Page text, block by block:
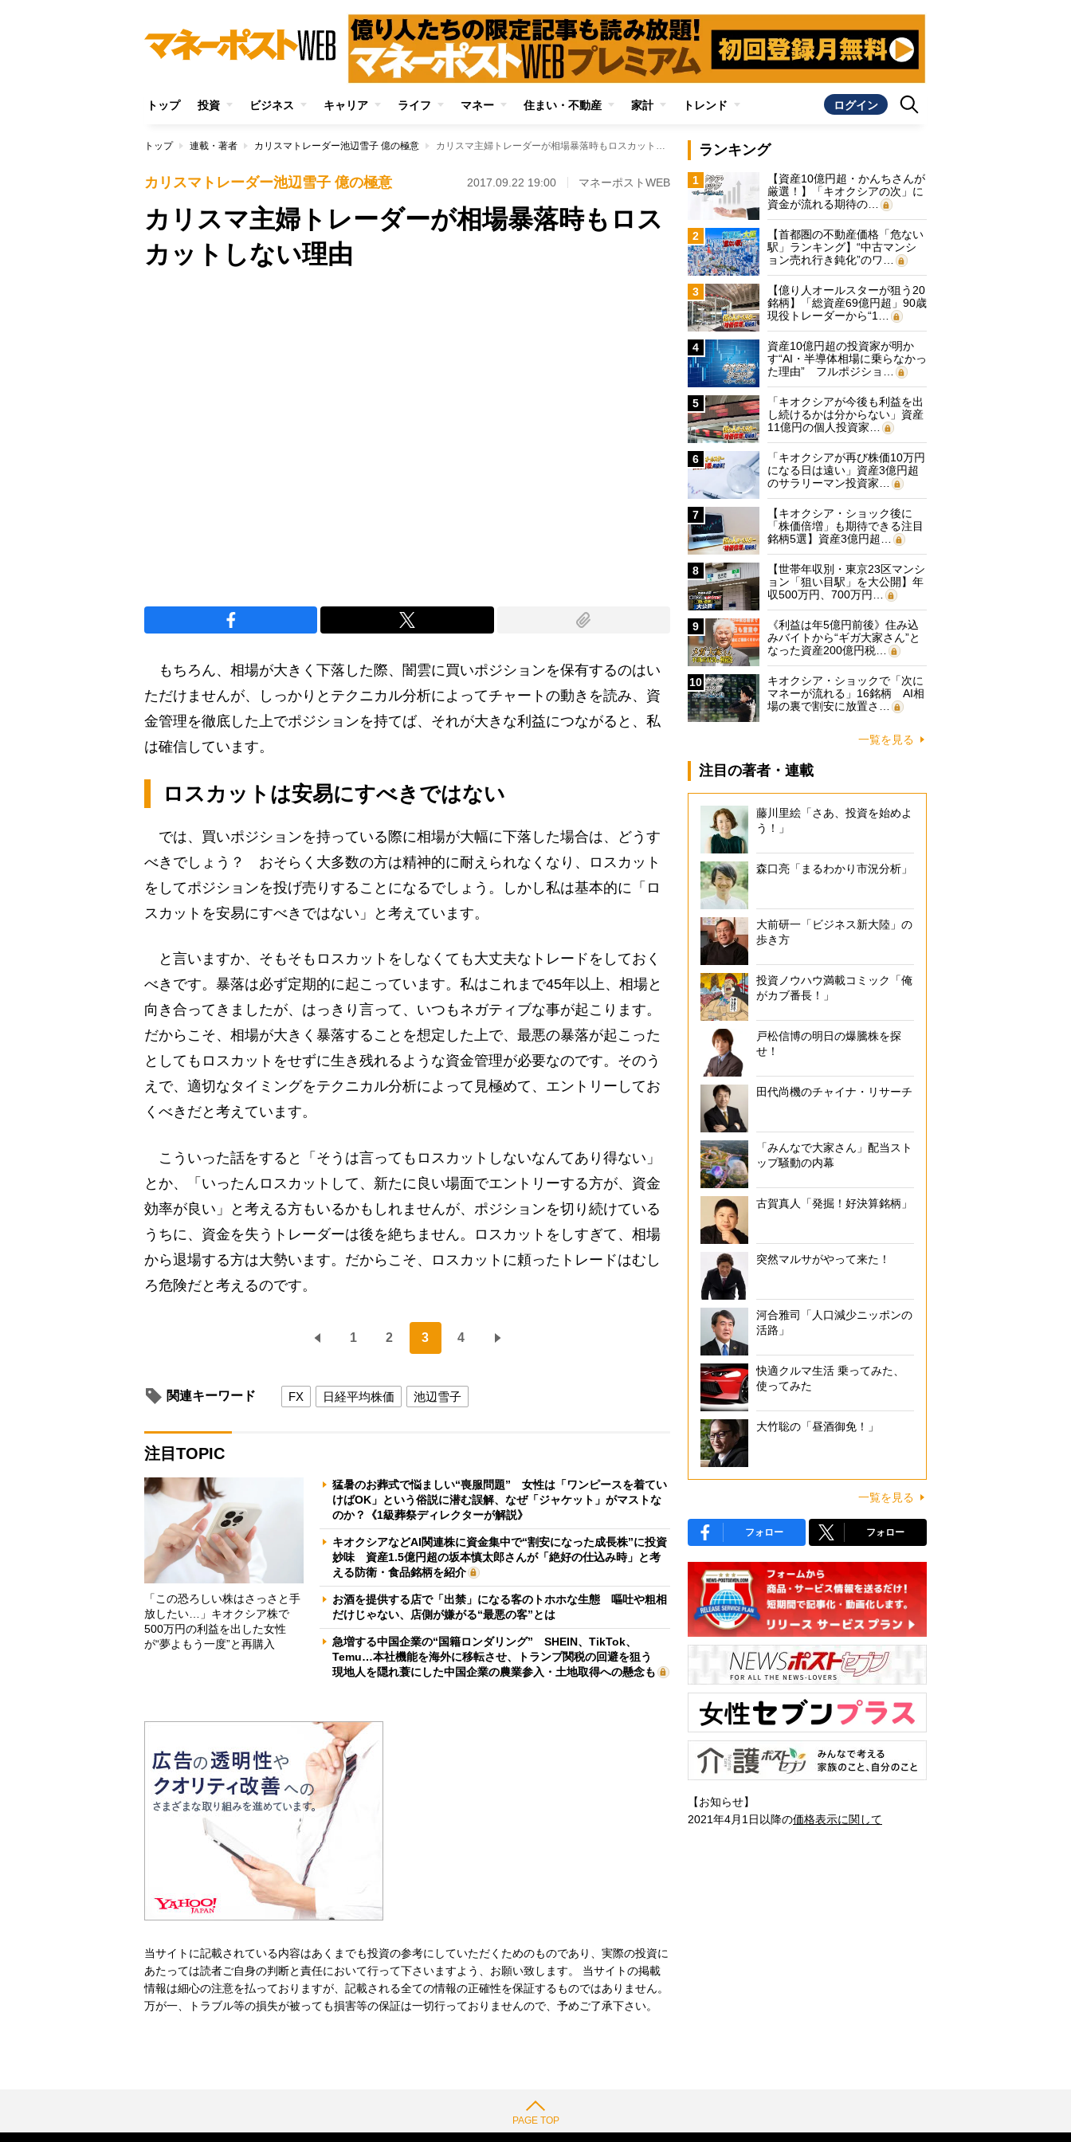
トップ 投資 ビジネス キャリア ライフ マネー 住まい・不動産 家計 トレンド ログイン
トップ 連載・著者 カリスマトレーダー池辺雪子 億の極意 カリスマ主婦トレーダーが相場暴落時もロスカットしない理由
カリスマトレーダー池辺雪子 億の極意 2017.09.22 19:00 マネーポストWEB
カリスマ主婦トレーダーが相場暴落時もロス
カットしない理由
もちろん、相場が大きく下落した際、闇雲に買いポジションを保有するのはい
ただけませんが、しっかりとテクニカル分析によってチャートの動きを読み、資
金管理を徹底した上でポジションを持てば、それが大きな利益につながると、私
は確信しています。
ロスカットは安易にすべきではない
では、買いポジションを持っている際に相場が大幅に下落した場合は、どうす
べきでしょう？ おそらく大多数の方は精神的に耐えられなくなり、ロスカット
をしてポジションを投げ売りすることになるでしょう。しかし私は基本的に「ロ
スカットを安易にすべきではない」と考えています。
と言いますか、そもそもロスカットをしなくても大丈夫なトレードをしておく
べきです。暴落は必ず定期的に起こっています。私はこれまで45年以上、相場と
向き合ってきましたが、はっきり言って、いつもネガティブな事が起こります。
だからこそ、相場が大きく暴落することを想定した上で、最悪の暴落が起こった
としてもロスカットをせずに生き残れるような資金管理が必要なのです。そのう
えで、適切なタイミングをテクニカル分析によって見極めて、エントリーしてお
くべきだと考えています。
こういった話をすると「そうは言ってもロスカットしないなんてあり得ない」
とか、「いったんロスカットして、新たに良い場面でエントリーする方が、資金
効率が良い」と考える方もいるかもしれませんが、ポジションを切り続けている
うちに、資金を失うトレーダーは後を絶ちません。ロスカットをしすぎて、相場
から退場する方は大勢います。だからこそ、ロスカットに頼ったトレードはむし
ろ危険だと考えるのです。
1 2 3 4
関連キーワード FX 日経平均株価 池辺雪子
注目TOPIC
「この恐ろしい株はさっさと手
放したい…」キオクシア株で
500万円の利益を出した女性
が“夢よもう一度”と再購入
猛暑のお葬式で悩ましい“喪服問題” 女性は「ワンピースを着てい
けばOK」という俗説に潜む誤解、なぜ「ジャケット」がマストな
のか？《1級葬祭ディレクターが解説》
キオクシアなどAI関連株に資金集中で“割安になった成長株”に投資
妙味 資産1.5億円超の坂本慎太郎さんが「絶好の仕込み時」と考
える防衛・食品銘柄を紹介
お酒を提供する店で「出禁」になる客のトホホな生態 嘔吐や粗相
だけじゃない、店側が嫌がる“最悪の客”とは
急増する中国企業の“国籍ロンダリング” SHEIN、TikTok、
Temu…本社機能を海外に移転させ、トランプ関税の回避を狙う
現地人を隠れ蓑にした中国企業の農業参入・土地取得への懸念も
当サイトに記載されている内容はあくまでも投資の参考にしていただくためのものであり、実際の投資に
あたっては読者ご自身の判断と責任において行って下さいますよう、お願い致します。 当サイトの掲載
情報は細心の注意を払っておりますが、記載される全ての情報の正確性を保証するものではありません。
万が一、トラブル等の損失が被っても損害等の保証は一切行っておりませんので、予めご了承下さい。
ランキング
1
【資産10億円超・かんちさんが
厳選！】「キオクシアの次」に
資金が流れる期待の…
2
【首都圏の不動産価格「危ない
駅」ランキング】“中古マンシ
ョン売れ行き鈍化”のワ…
3
【億り人オールスターが狙う20
銘柄】「総資産69億円超」90歳
現役トレーダーから“1…
4
資産10億円超の投資家が明か
す“AI・半導体相場に乗らなかっ
た理由” フルポジショ…
5
「キオクシアが今後も利益を出
し続けるかは分からない」資産
11億円の個人投資家…
6
「キオクシアが再び株価10万円
になる日は遠い」資産3億円超
のサラリーマン投資家…
7
【キオクシア・ショック後に
「株価倍増」も期待できる注目
銘柄5選】資産3億円超…
8
【世帯年収別・東京23区マンシ
ョン「狙い目駅」を大公開】年
収500万円、700万円…
9
《利益は年5億円前後》住み込
みバイトから“ギガ大家さん”と
なった資産200億円税…
10
キオクシア・ショックで「次に
マネーが流れる」16銘柄 AI相
場の裏で割安に放置さ…
一覧を見る
注目の著者・連載
藤川里絵「さあ、投資を始めよ
う！」
森口亮「まるわかり市況分析」
大前研一「ビジネス新大陸」の
歩き方
投資ノウハウ満載コミック「俺
がカブ番長！」
戸松信博の明日の爆騰株を探
せ！
田代尚機のチャイナ・リサーチ
「みんなで大家さん」配当スト
ップ騒動の内幕
古賀真人「発掘！好決算銘柄」
突然マルサがやって来た！
河合雅司「人口減少ニッポンの
活路」
快適クルマ生活 乗ってみた、
使ってみた
大竹聡の「昼酒御免！」
一覧を見る
フォロー フォロー
【お知らせ】
2021年4月1日以降の価格表示に関して
PAGE TOP